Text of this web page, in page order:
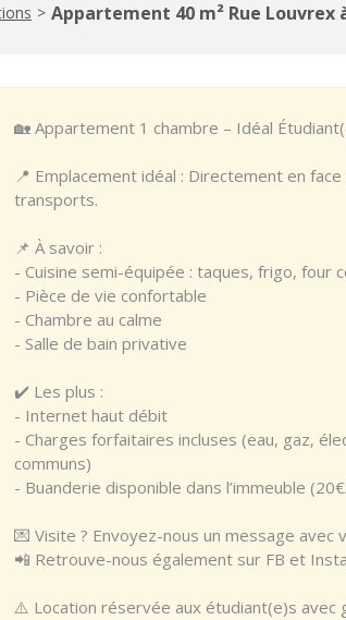
> Appartement 40 m² Rue Louvrex
🏡 Appartement 1 chambre – Idéal
📍 Emplacement idéal : Directement en
transports.
📌 À savoir :
- Cuisine semi-équipée : taques, frigo, four
- Pièce de vie confortable
- Chambre au calme
- Salle de bain privative
✔️ Les plus :
- Internet haut débit
- Charges forfaitaires incluses (eau, gaz,
communs)
- Buanderie disponible dans l’immeuble
💌 Visite ? Envoyez-nous un message avec
📲 Retrouve-nous également sur FB et
⚠️ Location réservée aux étudiant(e)s